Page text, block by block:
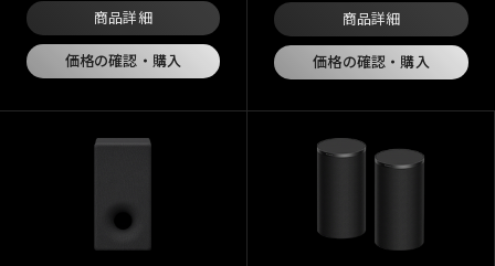
商品詳細
価格の確認・購入
商品詳細
価格の確認・購入